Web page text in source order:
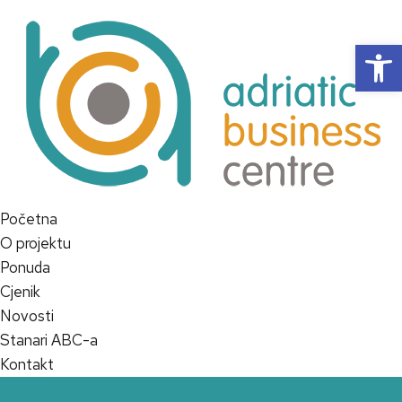
Početna
O projektu
Ponuda
Cjenik
Novosti
Stanari ABC-a
Kontakt